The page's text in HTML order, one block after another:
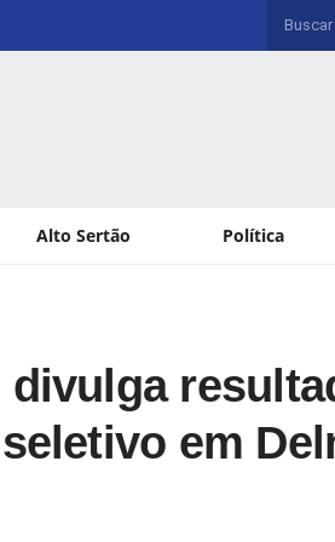
Alto Sertão Política
divulga
em